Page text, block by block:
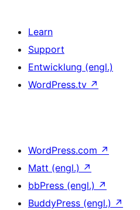
Learn
Support
Entwicklung (engl.)
WordPress.tv ↗
WordPress.com ↗
Matt (engl.) ↗
bbPress (engl.) ↗
BuddyPress (engl.) ↗